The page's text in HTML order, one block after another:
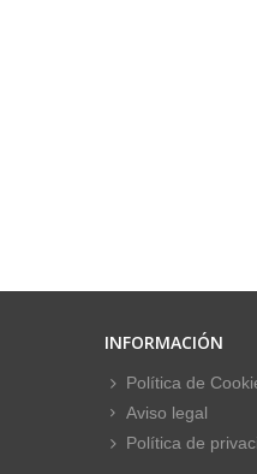
INFORMACIÓN
Política de
Aviso legal
Política de